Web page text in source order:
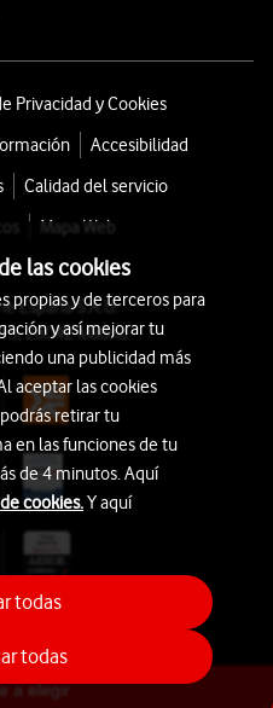
a elegir
Privacidad y Cookies
Accesibilidad
Calidad del servicio
Mapa Web
España S.A.U.
28042 Madrid
las cookies
propias y de terceros para
y así mejorar tu
una publicidad más
aceptar las cookies
retirar tu
en las funciones de tu
de 4 minutos. Aquí
cookies.Y aquí
todas
todas